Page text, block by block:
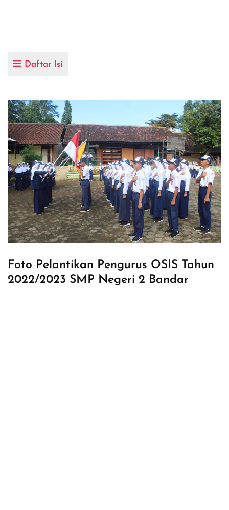
Daftar Isi
Foto Pelantikan Pengurus OSIS Tahun
2022/2023 SMP Negeri 2 Bandar